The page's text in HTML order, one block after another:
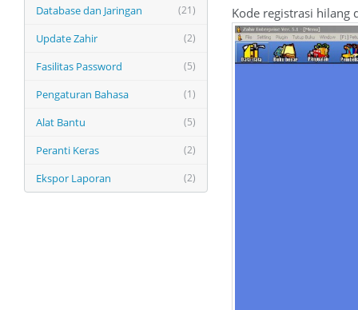
(21)
Database dan Jaringan
(2)
Update Zahir
(5)
Fasilitas Password
(1)
Pengaturan Bahasa
(5)
Alat Bantu
(2)
Peranti Keras
(2)
Ekspor Laporan
Kode registrasi hilang